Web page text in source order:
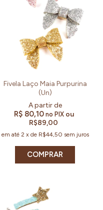
Fivela Laço Maia Purpurina
(Un)
R$ 80,10 no PIX ou
R$89,00
em até 2 x de R$44,50 sem juros
COMPRAR